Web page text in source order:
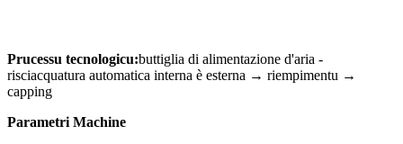
Prucessu tecnologicu:buttiglia di alimentazione d'aria -
risciacquatura automatica interna è esterna → riempimentu →
capping
Parametri Machine